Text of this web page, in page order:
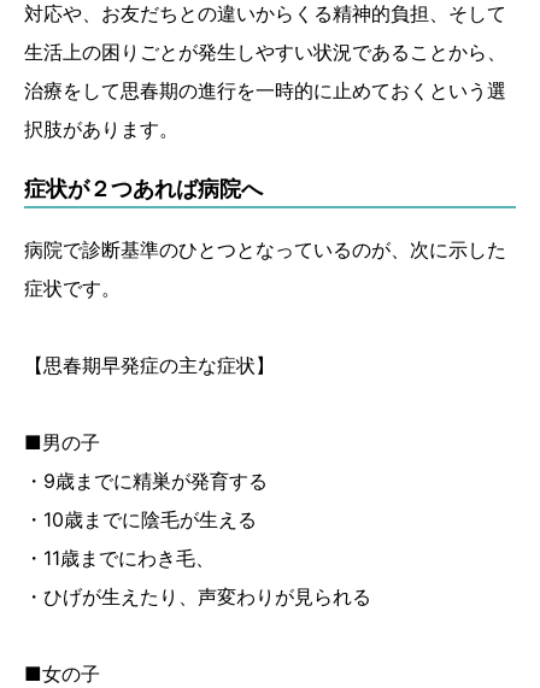
対応や、お友だちとの違いからくる精神的負担、そして
生活上の困りごとが発生しやすい状況であることから、
治療をして思春期の進行を一時的に止めておくという選
択肢があります。
症状が２つあれば病院へ
病院で診断基準のひとつとなっているのが、次に示した
症状です。
【思春期早発症の主な症状】
■男の子
・9歳までに精巣が発育する
・10歳までに陰毛が生える
・11歳までにわき毛、
・ひげが生えたり、声変わりが見られる
■女の子